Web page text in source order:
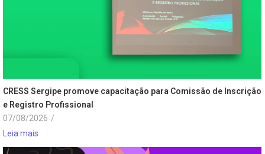
CRESS Sergipe promove capacitação para Comissão de Inscrição
e Registro Profissional
07/08/2026 /
Leia mais